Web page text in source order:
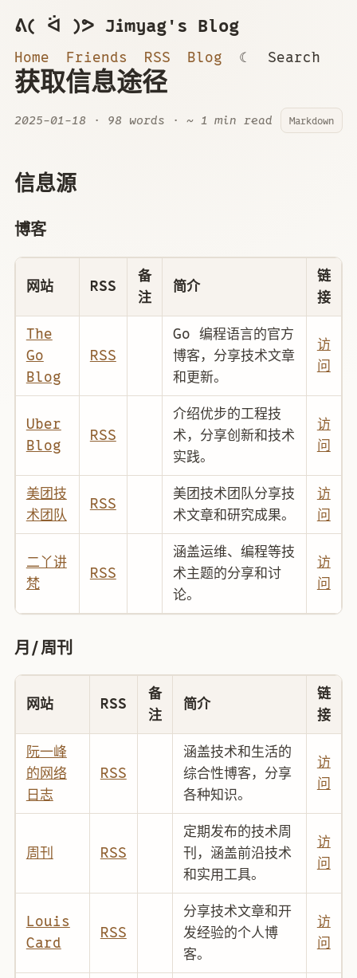
ᕕ( ᐛ )ᕗ Jimyag's Blog
Home Friends RSS Blog ☾ Search
获取信息途径
2025-01-18 · 98 words · ~ 1 min read Markdown
信息源
博客
网站 RSS
备
注
简介
链
接
The
Go
Blog
RSS
Go 编程语言的官方
博客，分享技术文章
和更新。
访
问
Uber
Blog
RSS
介绍优步的工程技
术，分享创新和技术
实践。
访
问
美团技
术团队
RSS
美团技术团队分享技
术文章和研究成果。
访
问
二丫讲
梵
RSS
涵盖运维、编程等技
术主题的分享和讨
论。
访
问
月/周刊
网站 RSS
备
注
简介
链
接
阮一峰
的网络
日志
RSS
涵盖技术和生活的
综合性博客，分享
各种知识。
访
问
周刊 RSS
定期发布的技术周
刊，涵盖前沿技术
和实用工具。
访
问
Louis
Card
RSS
分享技术文章和开
发经验的个人博
客。
访
问